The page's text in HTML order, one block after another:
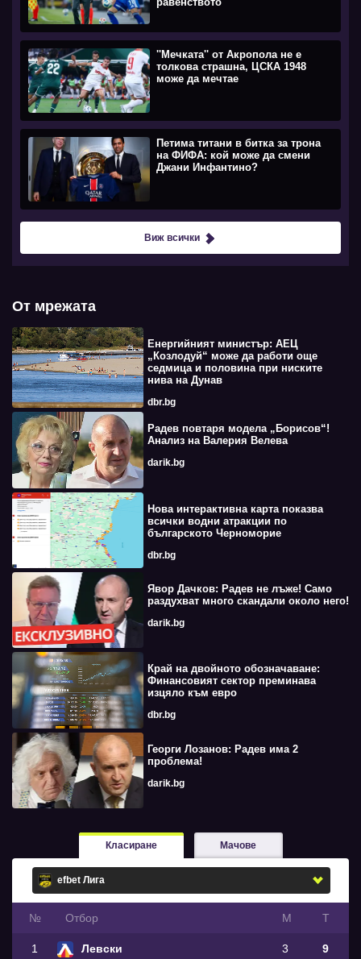
''Мечката'' от Акропола не е
толкова страшна, ЦСКА 1948
може да мечтае
Петима титани в битка за трона
на ФИФА: кой може да смени
Джани Инфантино?
Виж всички
От мрежата
Енергийният министър: АЕЦ
„Козлодуй“ може да работи още
седмица и половина при ниските
нива на Дунав
dbr.bg
Радев повтаря модела „Борисов“!
Анализ на Валерия Велева
darik.bg
Нова интерактивна карта показва
всички водни атракции по
българското Черноморие
dbr.bg
Явор Дачков: Радев не лъже! Само
раздухват много скандали около него!
darik.bg
Край на двойното обозначаване:
Финансовият сектор преминава
изцяло към евро
dbr.bg
Георги Лозанов: Радев има 2
проблема!
darik.bg
Класиране Мачове
№ Oтбор М Т
1 Левски 3 9